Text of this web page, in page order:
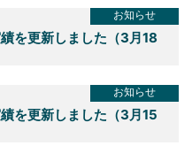
お知らせ
を更新しました（3月18
お知らせ
を更新しました（3月15